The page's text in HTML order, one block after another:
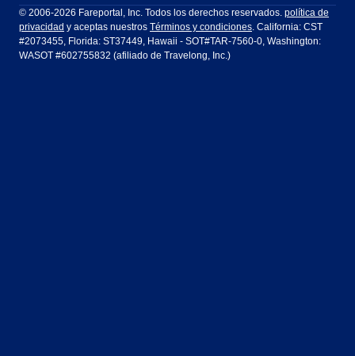
LATAM Airlines Lufthansa
Air Europa Turkish Airlines
Ft Lauderdale Honolulu
Houston Las Vegas
Miami
Dublín Frankfurt
Guadalajara Lima
© 2006-2026 Fareportal, Inc. Todos los derechos reservados. política de
privacidad y aceptas nuestros Términos y condiciones. California: CST
#2073455, Florida: ST37449, Hawaii - SOT#TAR-7560-0, Washington:
WASOT #602755832 (afiliado de Travelong, Inc.)